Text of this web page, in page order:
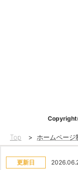
Top > ホームページ
更新日